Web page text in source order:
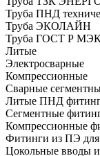
Труба ПНД
Труба ЭКОЛАЙН
Труба ГОСТ Р
Литые
Электросварные
Компрессионные
Сварные
Литые ПНД
Сегментные
Компрессионные
Фитинги из ПЭ для
Цокольные вводы